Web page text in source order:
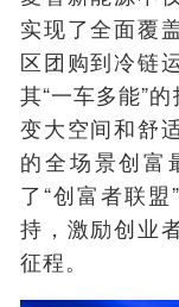
实现了全面覆
区团购到冷链
其“一车多能”
变大空间和舒
的全场景创富
了“创富者联
持，激励创业
征程。